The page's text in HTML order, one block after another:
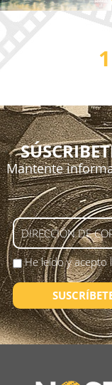
1
Mantente
He leído y acepto